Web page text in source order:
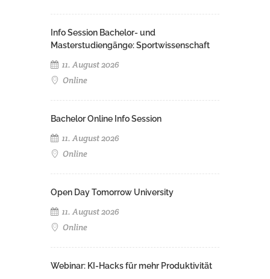
Info Session Bachelor- und
Masterstudiengänge: Sportwissenschaft
11. August 2026
Online
Bachelor Online Info Session
11. August 2026
Online
Open Day Tomorrow University
11. August 2026
Online
Webinar: KI-Hacks für mehr Produktivität